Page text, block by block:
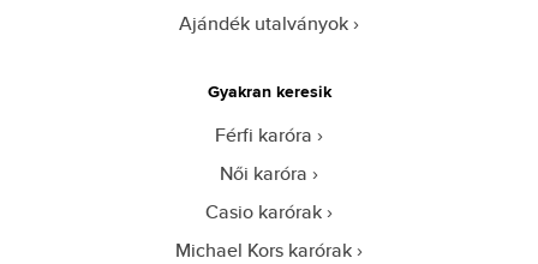
Ajándék utalványok
Gyakran keresik
Férfi karóra
Női karóra
Casio karórak
Michael Kors karórak